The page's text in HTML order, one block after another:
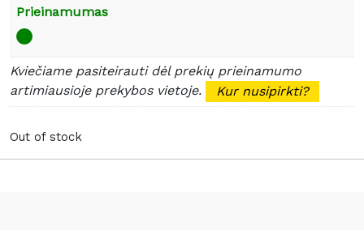
Prieinamumas
Kviečiame pasiteirauti dėl prekių prieinamumo
artimiausioje prekybos vietoje.
Kur nusipirkti?
Out of stock